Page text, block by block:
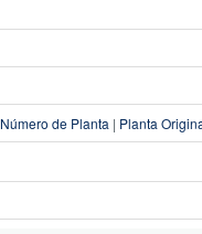
Número de Planta | Planta